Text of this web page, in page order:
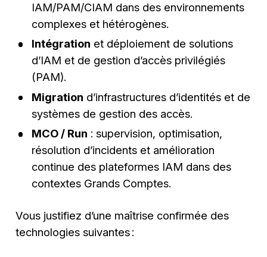
IAM/PAM/CIAM dans des environnements
complexes et hétérogènes.
Intégration et déploiement de solutions
d’IAM et de gestion d’accès privilégiés
(PAM).
Migration d’infrastructures d’identités et de
systèmes de gestion des accès.
MCO / Run : supervision, optimisation,
résolution d’incidents et amélioration
continue des plateformes IAM dans des
contextes Grands Comptes.
Vous justifiez d’une maîtrise confirmée des
technologies suivantes :